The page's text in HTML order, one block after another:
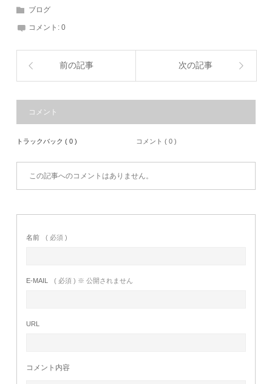
ブログ
コメント:0
前の記事 次の記事
コメント
トラックバック ( 0 ) コメント ( 0 )
この記事へのコメントはありません。
名前 ( 必須 )
E-MAIL ( 必須 ) ※ 公開されません
URL
コメント内容